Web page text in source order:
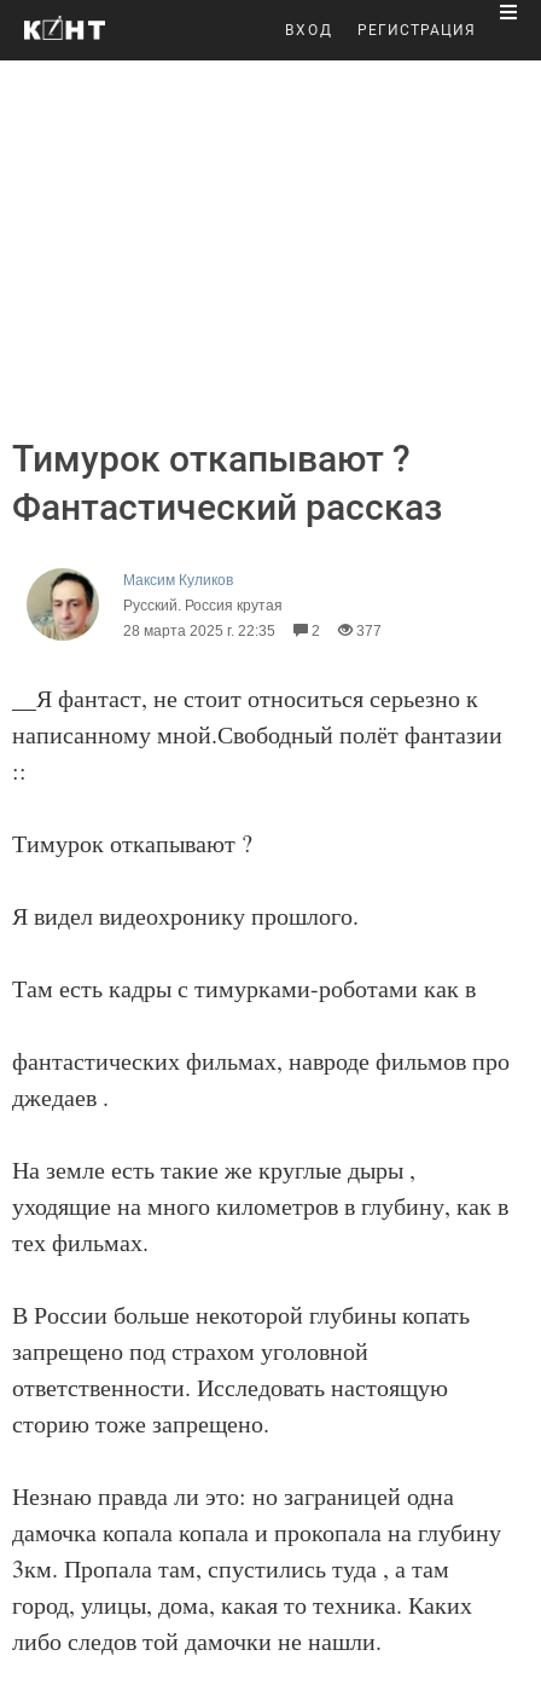
ВХОД РЕГИСТРАЦИЯ
Тимурок откапывают ?
Фантастический рассказ
Максим Куликов
Русский. Россия крутая
28 марта 2025 г. 22:35
2 377
__Я фантаст, не стоит относиться серьезно к
написанному мной.Свободный полёт фантазии
::
Тимурок откапывают ?
Я видел видеохронику прошлого.
Там есть кадры с тимурками-роботами как в
фантастических фильмах, навроде фильмов про
джедаев .
На земле есть такие же круглые дыры ,
уходящие на много километров в глубину, как в
тех фильмах.
В России больше некоторой глубины копать
запрещено под страхом уголовной
ответственности. Исследовать настоящую
сторию тоже запрещено.
Незнаю правда ли это: но заграницей одна
дамочка копала копала и прокопала на глубину
3км. Пропала там, спустились туда , а там
город, улицы, дома, какая то техника. Каких
либо следов той дамочки не нашли.